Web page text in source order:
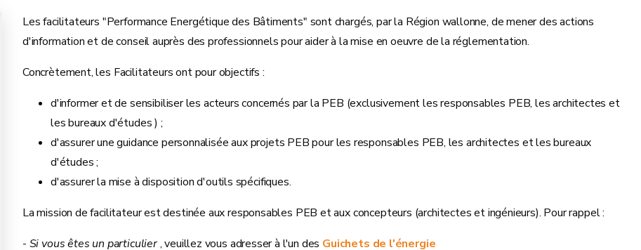
Les facilitateurs "Performance Energétique des Bâtiments" sont chargés, par la Région wallonne, de mener des actions
d'information et de conseil auprès des professionnels pour aider à la mise en oeuvre de la réglementation.
Concrètement, les Facilitateurs ont pour objectifs :
d'informer et de sensibiliser les acteurs concernés par la PEB (exclusivement les responsables PEB, les architectes et
les bureaux d'études ) ;
d'assurer une guidance personnalisée aux projets PEB pour les responsables PEB, les architectes et les bureaux
d'études ;
d'assurer la mise à disposition d'outils spécifiques.
La mission de facilitateur est destinée aux responsables PEB et aux concepteurs (architectes et ingénieurs). Pour rappel :
- Si vous êtes un particulier, veuillez vous adresser à l'un des Guichets de l'énergie